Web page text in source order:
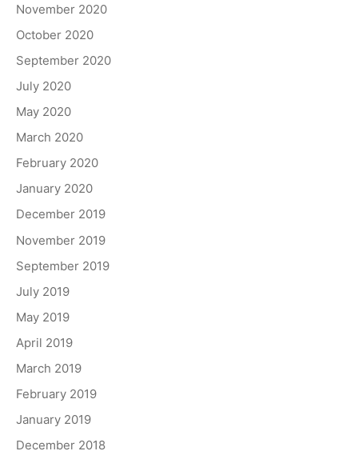
November 2020
October 2020
September 2020
July 2020
May 2020
March 2020
February 2020
January 2020
December 2019
November 2019
September 2019
July 2019
May 2019
April 2019
March 2019
February 2019
January 2019
December 2018